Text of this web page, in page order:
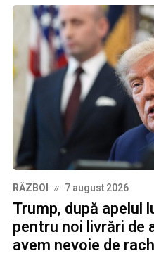
RĂZBOI 7 august 2026
Trump, după apelul
pentru noi livrări de
avem nevoie de